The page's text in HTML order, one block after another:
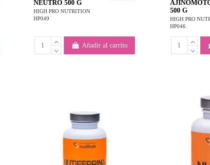
NEUTRO 500 G
HIGH PRO NUTRITION
HP049
Añadir al carrito
500 G
HIGH PRO
HP046